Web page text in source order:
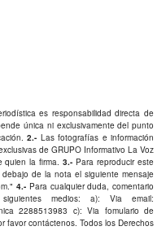
es responsabilidad directa de
única ni exclusivamente del punto
2.- Las fotografías e información
de GRUPO Informativo La Voz
quien la firma.3.- Para reproducir este
de la nota el siguiente mensaje
." 4.- Para cualquier duda, comentario
medios: a): Via email:
2288513983 c): Via fomulario de
favorcontáctenos. Todos los Derechos